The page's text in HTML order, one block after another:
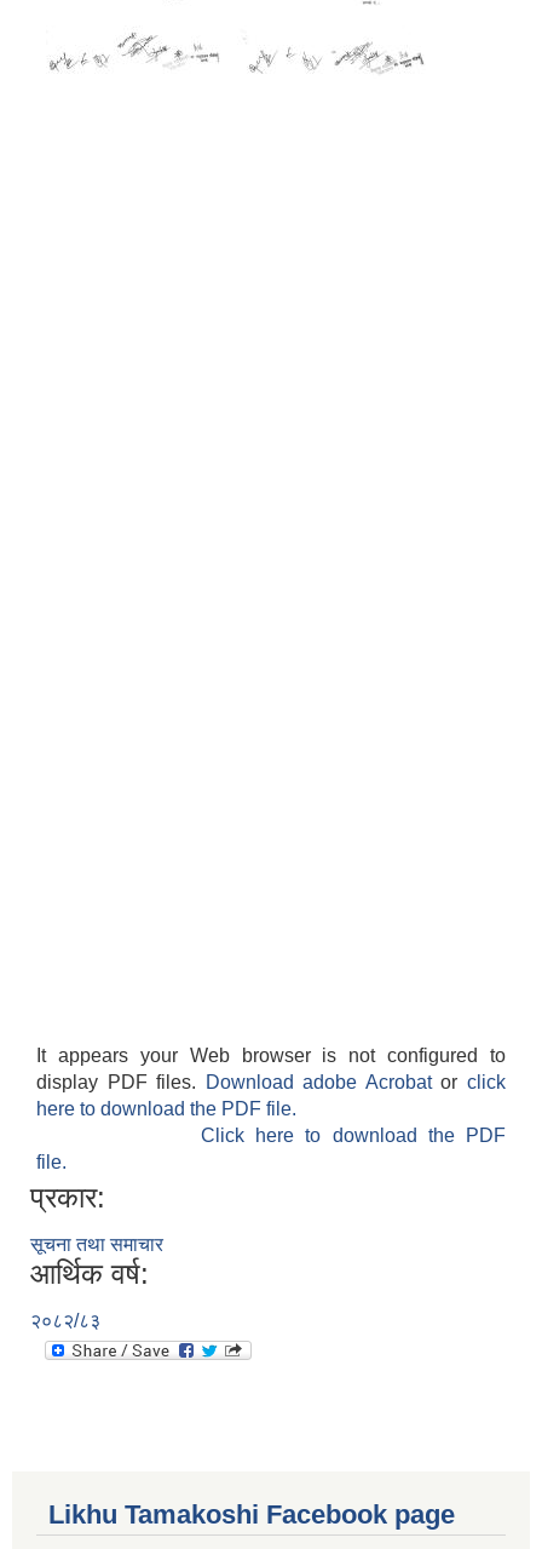
It appears your Web browser is not configured to
display PDF files.
Download adobe Acrobatorclick
here to download the PDF file.
Click here to download the PDF
file.
प्रकार:
सूचना तथा समाचार
आर्थिक वर्ष:
२०८२/८३
Likhu Tamakoshi Facebook page